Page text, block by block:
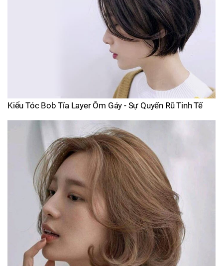
Kiểu Tóc Bob Tỉa Layer Ôm Gáy - Sự Quyến Rũ Tinh Tế